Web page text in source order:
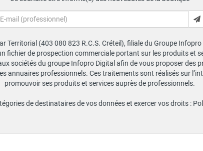
Territorial (403 080 823 R.C.S. Créteil), filiale du Groupe
fichier de prospection commerciale portant sur les produits et
sociétés du groupe Infopro Digital afin de vous proposer des
annuaires professionnels. Ces traitements sont réalisés sur
promouvoir ses produits et services auprès de professionnels.
de destinataires de vos données et exercer vos droits :